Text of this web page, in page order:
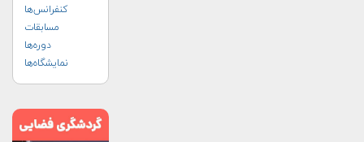
کنفرانس‌ها
مسابقات
دوره‌ها
نمایشگاه‌ها